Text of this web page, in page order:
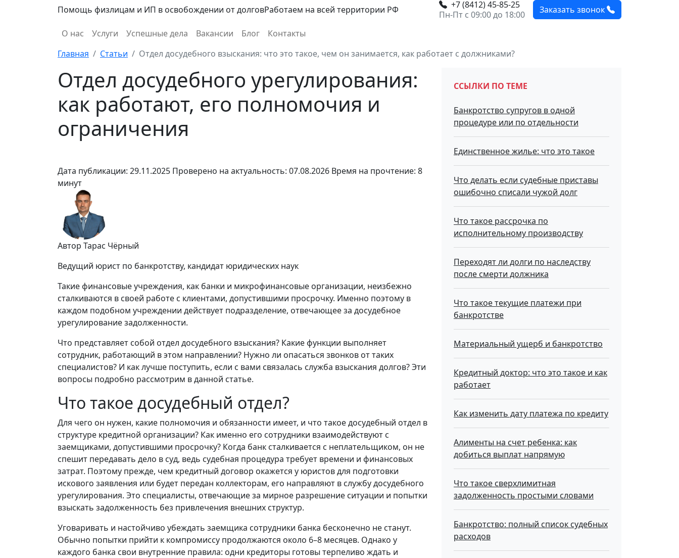
Помощь физлицам и ИП в освобождении от долговРаботаем на всей территории РФ
+7 (8412) 45-85-25
Пн-Пт с 09:00 до 18:00
Заказать звонок
О нас Услуги Успешные дела Вакансии Блог
Контакты
Главная
Статьи Отдел досудебного взыскания: что это такое, чем он занимается, как работает с должниками?
Отдел досудебного урегулирования:
как работают, его полномочия и
ограничения
Дата публикации: 29.11.2025 Проверено на актуальность: 07.08.2026 Время на прочтение: 8
минут
Автор Тарас Чёрный
Ведущий юрист по банкротству, кандидат юридических наук
Такие финансовые учреждения, как банки и микрофинансовые организации, неизбежно
сталкиваются в своей работе с клиентами, допустившими просрочку. Именно поэтому в
каждом подобном учреждении действует подразделение, отвечающее за досудебное
урегулирование задолженности.
Что представляет собой отдел досудебного взыскания? Какие функции выполняет
сотрудник, работающий в этом направлении? Нужно ли опасаться звонков от таких
специалистов? И как лучше поступить, если с вами связалась служба взыскания долгов? Эти
вопросы подробно рассмотрим в данной статье.
Что такое досудебный отдел?
Для чего он нужен, какие полномочия и обязанности имеет, и что такое досудебный отдел в
структуре кредитной организации? Как именно его сотрудники взаимодействуют с
заемщиками, допустившими просрочку? Когда банк сталкивается с неплательщиком, он не
спешит передавать дело в суд, ведь судебная процедура требует времени и финансовых
затрат. Поэтому прежде, чем кредитный договор окажется у юристов для подготовки
искового заявления или будет передан коллекторам, его направляют в службу досудебного
урегулирования. Это специалисты, отвечающие за мирное разрешение ситуации и попытки
взыскать задолженность без привлечения внешних структур.
Уговаривать и настойчиво убеждать заемщика сотрудники банка бесконечно не станут.
Обычно попытки прийти к компромиссу продолжаются около 6–8 месяцев. Однако у
каждого банка свои внутренние правила: одни кредиторы готовы терпеливо ждать и
ССЫЛКИ ПО ТЕМЕ
Банкротство супругов в одной
процедуре или по отдельности
Единственное жилье: что это такое
Что делать если судебные приставы
ошибочно списали чужой долг
Что такое рассрочка по
исполнительному производству
Переходят ли долги по наследству
после смерти должника
Что такое текущие платежи при
банкротстве
Материальный ущерб и банкротство
Кредитный доктор: что это такое и как
работает
Как изменить дату платежа по кредиту
Алименты на счет ребенка: как
добиться выплат напрямую
Что такое сверхлимитная
задолженность простыми словами
Банкротство: полный список судебных
расходов